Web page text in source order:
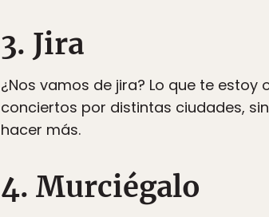
3. Jira
¿Nos vamos de jira? Lo que te
conciertos por distintas ciudades,
hacer más.
4. Murciégalo